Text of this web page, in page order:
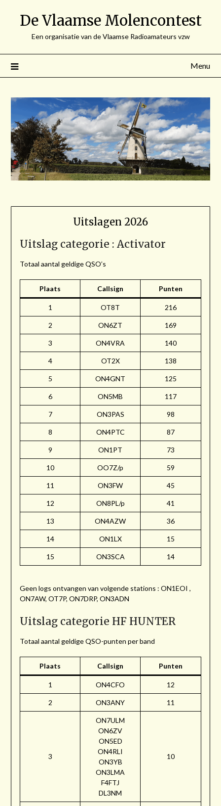
De Vlaamse Molencontest
Een organisatie van de Vlaamse Radioamateurs vzw
Menu
Uitslagen 2026
Uitslag categorie : Activator
Totaal aantal geldige QSO’s
Plaats Callsign Punten
1 OT8T 216
2 ON6ZT 169
3 ON4VRA 140
4 OT2X 138
5 ON4GNT 125
6 ON5MB 117
7 ON3PAS 98
8 ON4PTC 87
9 ON1PT 73
10 OO7Z/p 59
11 ON3FW 45
12 ON8PL/p 41
13 ON4AZW 36
14 ON1LX 15
15 ON3SCA 14
Geen logs ontvangen van volgende stations : ON1EOI ,
ON7AW, OT7P, ON7DRP, ON3ADN
Uitslag categorie HF HUNTER
Totaal aantal geldige QSO-punten per band
Plaats Callsign Punten
1 ON4CFO 12
2 ON3ANY 11
3
ON7ULM
ON6ZV
ON5ED
ON4RLI
ON3YB
ON3LMA
F4FTJ
DL3NM
10